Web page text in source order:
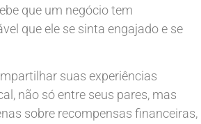
que um negócio tem
que ele se sinta engajado e se
suas experiências
não só entre seus pares, mas
sobre recompensas financeiras,